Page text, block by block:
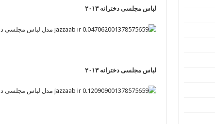
لباس مجلسی دخترانه ۲۰۱۳
لباس مجلسی دخترانه ۲۰۱۳